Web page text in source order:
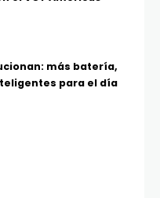
más batería,
para el día